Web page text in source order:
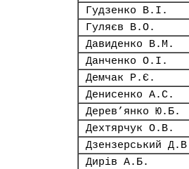
Гудзенко В.І.
Гуляєв В.О.
Давиденко В.М.
Данченко О.І.
Демчак Р.Є.
Денисенко А.С.
Дерев’янко Ю.Б.
Дехтярчук О.В.
Дзензерський
Дирів А.Б.